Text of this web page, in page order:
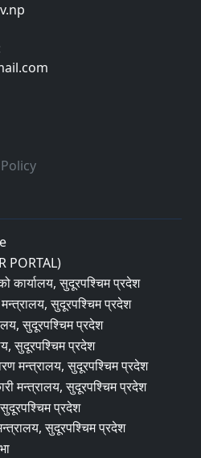
PORTAL)
कार्यालय, सुदूरपश्चिम प्रदेश
सुदूरपश्चिम प्रदेश
सुदूरपश्चिम प्रदेश
सुदूरपश्चिम प्रदेश
मन्त्रालय, सुदूरपश्चिम प्रदेश
मन्त्रालय, सुदूरपश्चिम प्रदेश
प्रदेश
सुदूरपश्चिम प्रदेश